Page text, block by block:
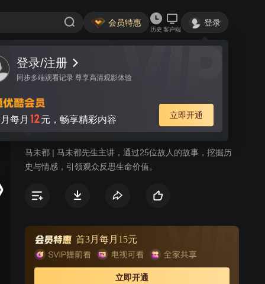
会员特惠
历史 客户端
登录
登录/注册
同步多端观看记录 尊享高清观影体验
月每月 12元，畅享精彩内容 立即开通
视频 讨论
背影
文化
马未都 | 马未都先生主讲，通过25位故人的故事，挖掘历
史与情感，引领观众反思生命价值。
首3月每月15元
立即开通